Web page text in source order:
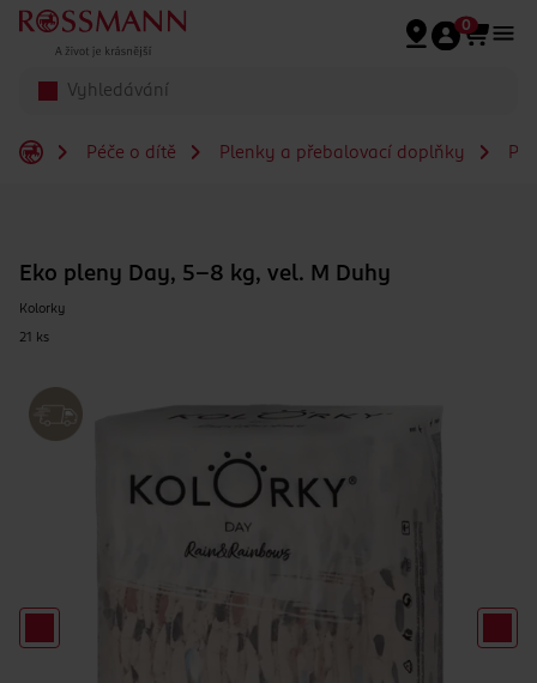
Přeskočit na hlavmní obsah
0
Péče o dítě Plenky a přebalovací doplňky
Eko pleny Day, 5–8 kg, vel. M Duhy
Kolorky
21 ks